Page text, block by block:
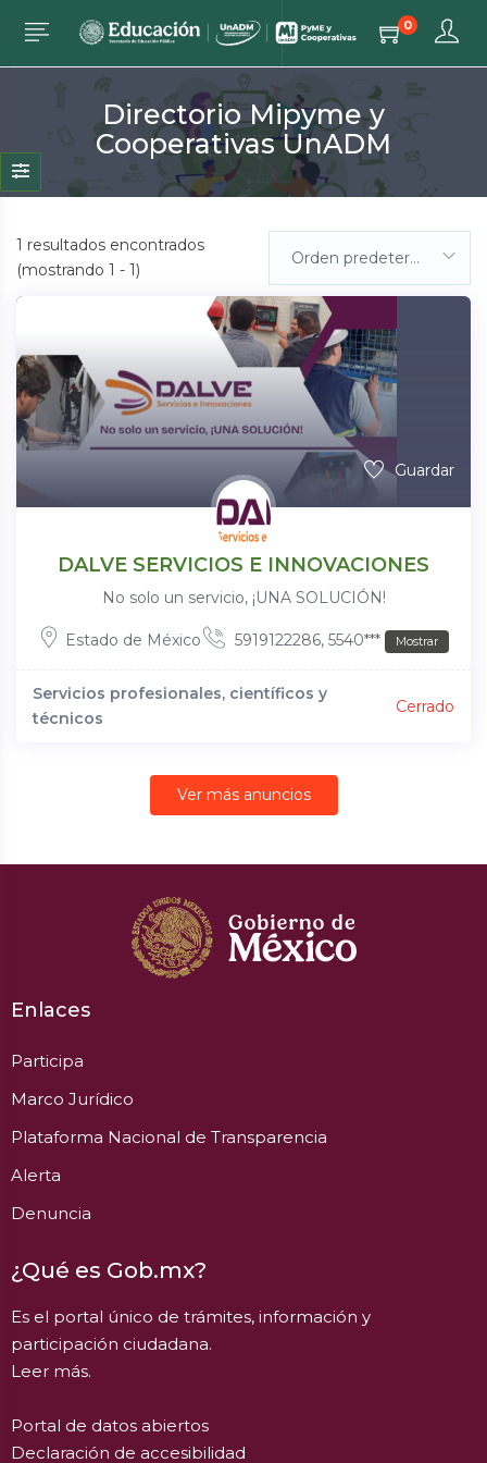
0
Directorio Mipyme y
Cooperativas UnADM
1 resultados encontrados
(mostrando 1 - 1)
Orden predeterminada
Guardar
DALVE SERVICIOS E INNOVACIONES
No solo un servicio, ¡UNA SOLUCIÓN!
Estado de México 5919122286, 5540*** Mostrar
Servicios profesionales, científicos y
técnicos
Cerrado
Ver más anuncios
Enlaces
Participa
Marco Jurídico
Plataforma Nacional de Transparencia
Alerta
Denuncia
¿Qué es Gob.mx?
Es el portal único de trámites, información y
participación ciudadana.
Leer más.
Portal de datos abiertos
Declaración de accesibilidad